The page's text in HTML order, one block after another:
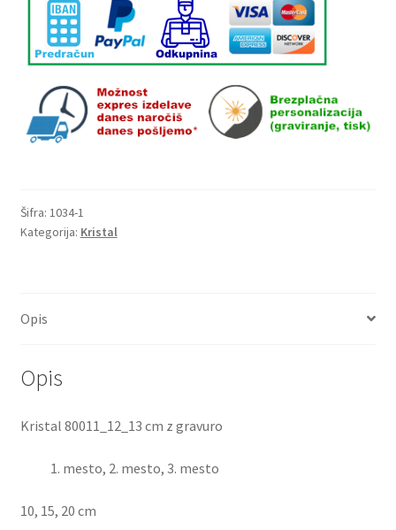
količina
Šifra: 1034-1
Kategorija: Kristal
Opis
Opis
Kristal 80011_12_13 cm z gravuro
mesto, 2. mesto, 3. mesto
10, 15, 20 cm